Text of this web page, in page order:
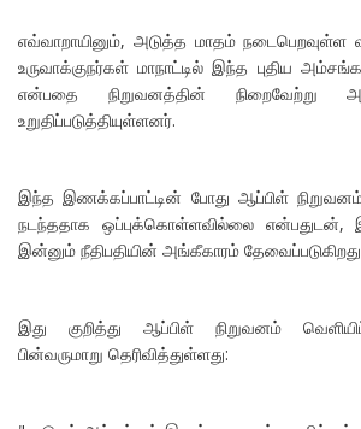
எவ்வாறாயினும், அடுத்த மாதம் நடைபெறவுள்ள
உருவாக்குநர்கள் மாநாட்டில் இந்த புதிய
என்பதை நிறுவனத்தின் நிறைவேற்று
உறுதிப்படுத்தியுள்ளனர்.
இந்த இணக்கப்பாட்டின் போது ஆப்பிள்
நடந்ததாக ஒப்புக்கொள்ளவில்லை என்பதுடன்,
இன்னும் நீதிபதியின் அங்கீகாரம்
இது குறித்து ஆப்பிள் நிறுவனம்
பின்வருமாறு தெரிவித்துள்ளது: